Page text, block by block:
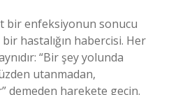
bir enfeksiyonun sonucu
hastalığın habercisi. Her
“Bir şey yolunda
utanmadan,
demeden harekete geçin.